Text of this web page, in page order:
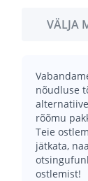
VÄLJA
nõudluse
rõõmu
Teie
jätkata,
ostlemist!